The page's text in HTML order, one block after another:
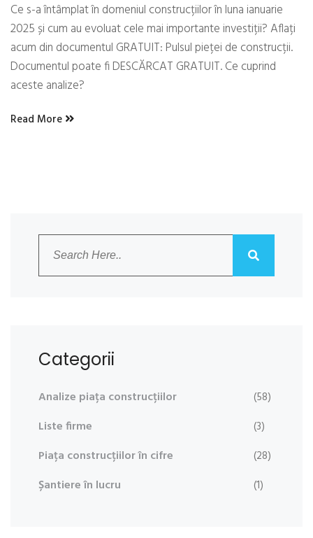
Ce s-a întâmplat în domeniul construcțiilor în luna ianuarie
2025 și cum au evoluat cele mai importante investiții? Aflați
acum din documentul GRATUIT: Pulsul pieței de construcții.
Documentul poate fi DESCĂRCAT GRATUIT. Ce cuprind
aceste analize?
Read More
Categorii
Analize piața construcțiilor (58)
Liste firme (3)
Piața construcțiilor în cifre (28)
Șantiere în lucru (1)